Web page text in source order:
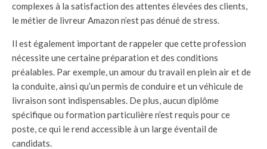
complexes à la satisfaction des attentes élevées des clients,
le métier de livreur Amazon n’est pas dénué de stress.
Il est également important de rappeler que cette profession
nécessite une certaine préparation et des conditions
préalables. Par exemple, un amour du travail en plein air et de
la conduite, ainsi qu’un permis de conduire et un véhicule de
livraison sont indispensables. De plus, aucun diplôme
spécifique ou formation particulière n’est requis pour ce
poste, ce qui le rend accessible à un large éventail de
candidats.